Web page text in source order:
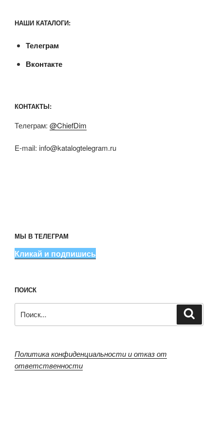
НАШИ КАТАЛОГИ:
Телеграм
Вконтакте
КОНТАКТЫ:
Телеграм: @ChiefDim
E-mail: info@katalogtelegram.ru
МЫ В ТЕЛЕГРАМ
Кликай и подпишись
ПОИСК
Политика конфиденциальности и отказ от
ответственности